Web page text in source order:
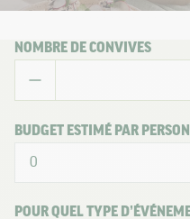
NOMBRE DE CONVIVES
BUDGET ESTIMÉ PAR
POUR QUEL TYPE